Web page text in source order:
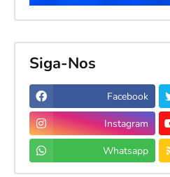
Siga-Nos
Facebook
Instagram
Whatsapp